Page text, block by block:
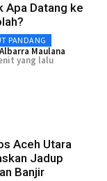
Apa Datang ke
PANDANG
Albarra Maulana
yang lalu
Aceh Utara
Jadup
Banjir